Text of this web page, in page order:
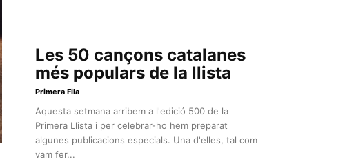
Les 50 cançons catalanes
més populars de la llista
Primera Fila
Aquesta setmana arribem a l'edició 500 de la
Primera Llista i per celebrar-ho hem preparat
algunes publicacions especials. Una d'elles, tal com
vam fer...